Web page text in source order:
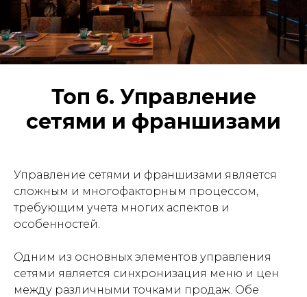
Топ 6. Управление
сетями и франшизами
Управление сетями и франшизами является
сложным и многофакторным процессом,
требующим учета многих аспектов и
особенностей.
Одним из основных элементов управления
сетями является синхронизация меню и цен
между различными точками продаж. Обе